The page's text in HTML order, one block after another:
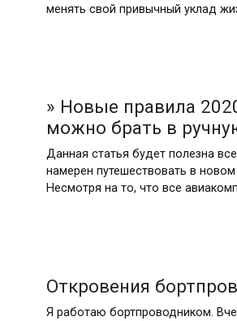
менять свой привычный уклад
» Новые правила
можно брать в
Данная статья будет полезна
намерен путешествовать в новом
Несмотря на то, что все
Откровения
Я работаю бортпроводником.